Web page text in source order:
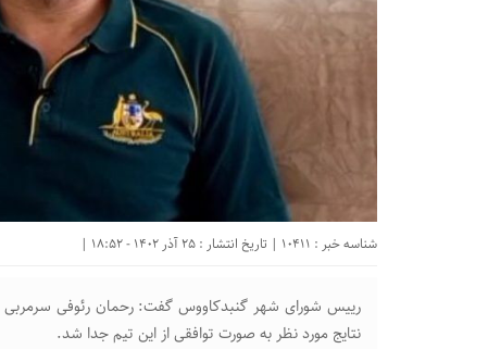
شناسه خبر : 10411 | تاریخ انتشار : 25 آذر 1402 - 18:52 |
رییس شورای شهر گنبدکاووس گفت: رحمان رئوفی سرمربی
نتایج مورد نظر به صورت توافقی از این تیم جدا شد.